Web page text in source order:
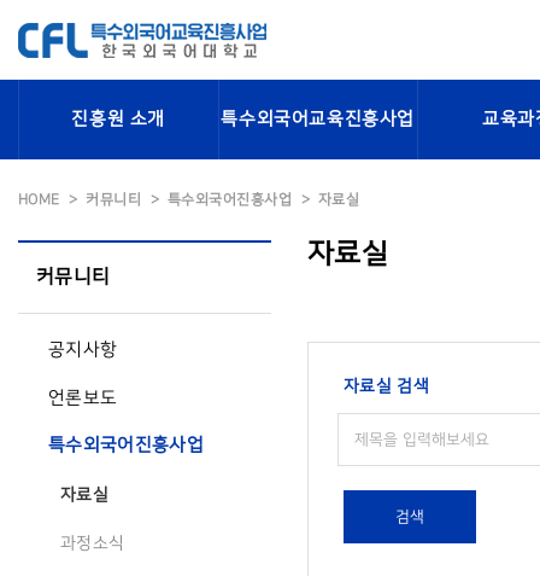
진흥원 소개 특수외국어교육진흥사업 교육과
HOME 커뮤니티 특수외국어진흥사업 자료실
커뮤니티
공지사항
언론보도
특수외국어진흥사업
자료실
과정소식
자료실
자료실 검색
검색